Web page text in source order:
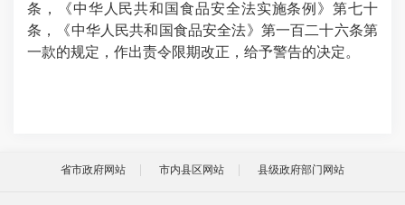
条，《中华人民共和国食品安全法实施条例》第七十
条，《中华人民共和国食品安全法》第一百二十六条第
一款的规定，作出责令限期改正，给予警告的决定。
省市政府网站 市内县区网站 县级政府部门网站